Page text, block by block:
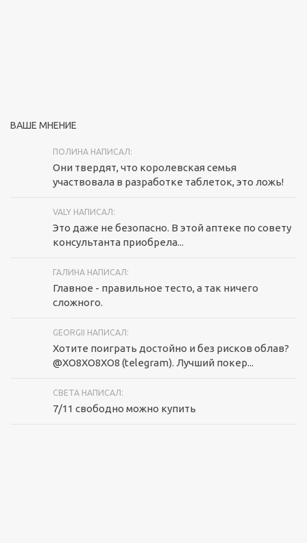
ВАШЕ МНЕНИЕ
ПОЛИНА НАПИСАЛ:
Они твердят, что королевская семья
участвовала в разработке таблеток, это ложь!
VALY НАПИСАЛ:
Это даже не безопасно. В этой аптеке по совету
консультанта приобрела...
ГАЛИНА НАПИСАЛ:
Главное - правильное тесто, а так ничего
сложного.
GEORGII НАПИСАЛ:
Хотите поиграть достойно и без рисков облав?
@XO8XO8XO8 (telegram). Лучший покер...
СВЕТА НАПИСАЛ:
7/11 свободно можно купить